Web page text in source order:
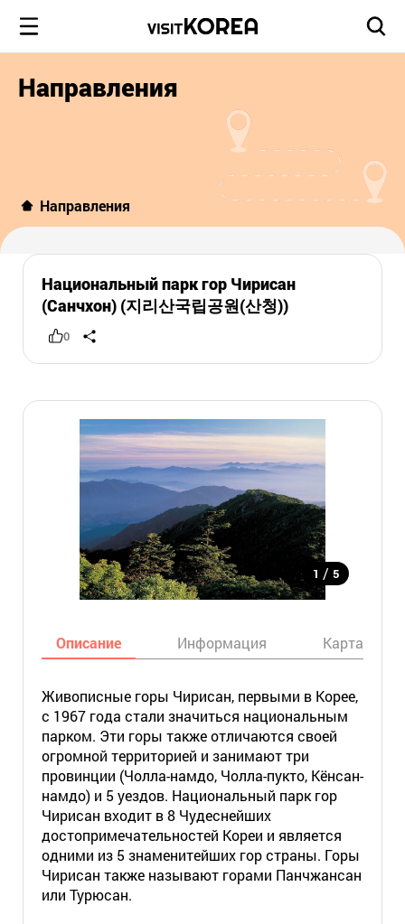
Направления
Направления
Национальный парк гор Чирисан
(Санчхон) (지리산국립공원(산청))
0
1 / 5
Описание Информация Карта
Живописные горы Чирисан, первыми в Корее,
с 1967 года стали значиться национальным
парком. Эти горы также отличаются своей
огромной территорией и занимают три
провинции (Чолла-намдо, Чолла-пукто, Кёнсан-
намдо) и 5 уездов. Национальный парк гор
Чирисан входит в 8 Чудеснейших
достопримечательностей Кореи и является
одними из 5 знаменитейших гор страны. Горы
Чирисан также называют горами Панчжансан
или Турюсан.